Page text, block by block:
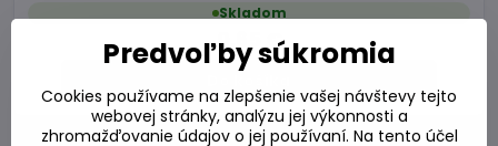
Skladom
0,65 €
Predvoľby súkromia
Cookies používame na zlepšenie vašej návštevy tejto
webovej stránky, analýzu jej výkonnosti a
zhromažďovanie údajov o jej používaní. Na tento účel